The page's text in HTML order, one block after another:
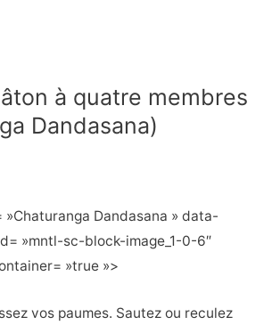
à quatre membres
Dandasana)
Dandasana » data-
»mntl-sc-block-image_1-0-6″
»true »>
vos paumes. Sautez ou reculez